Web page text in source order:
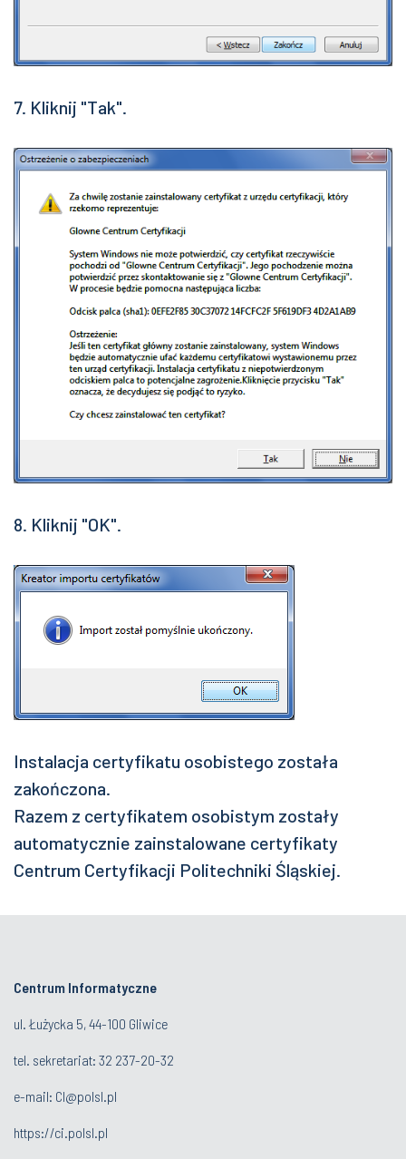
7. Kliknij "Tak".
8. Kliknij "OK".
Instalacja certyfikatu osobistego została
zakończona.
Razem z certyfikatem osobistym zostały
automatycznie zainstalowane certyfikaty
Centrum Certyfikacji Politechniki Śląskiej.
Centrum Informatyczne
ul. Łużycka 5, 44-100 Gliwice
tel. sekretariat: 32 237-20-32
e-mail: CI@polsl.pl
https://ci.polsl.pl